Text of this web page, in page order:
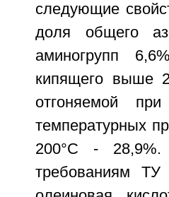
следующие
доля общего
аминогрупп
кипящего выше
отгоняемой
температурных
200°С - 28,9%.
требованиям ТУ